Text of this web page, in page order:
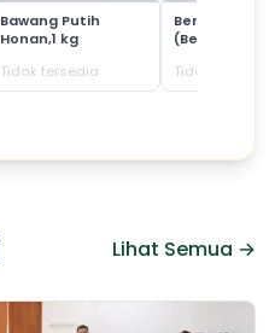
Bawang Putih
Honan,1 kg
Tidak tersedia
Beras
(Beras SPHP)
Tidak tersedia
Lihat Semua →